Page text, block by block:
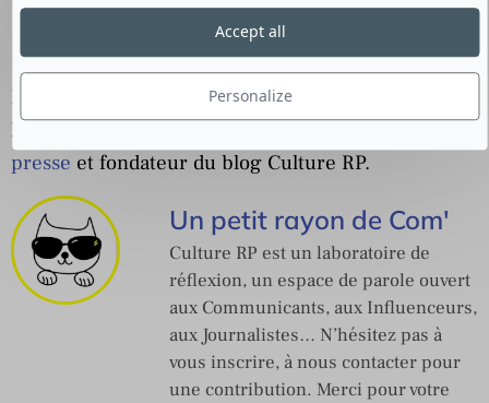
RDV le 05 décembre pour la Leçon N°4
Nicolas Jaunet
Marketing & Communication del’Argus de la
presse et fondateur du blog Culture RP.
Un petit rayon de Com'
Culture RP est un laboratoire de
réflexion, un espace de parole ouvert
aux Communicants, aux Influenceurs,
aux Journalistes… N’hésitez pas à
vous inscrire, à nous contacter pour
une contribution. Merci pour votre
Personalize
Accept all